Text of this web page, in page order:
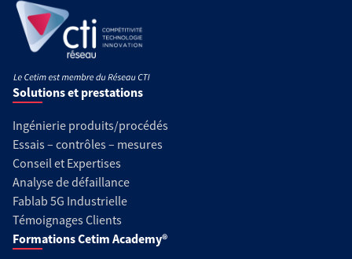
Solutions et prestations
Ingénierie produits/procédés
Essais – contrôles – mesures
Conseil et Expertises
Analyse de défaillance
Fablab 5G Industrielle
Témoignages Clients
Formations Cetim Academy®